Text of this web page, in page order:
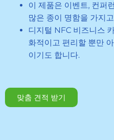
이 제품은 이벤트, 컨퍼
많은 종이 명함을 가지
디지털 NFC 비즈니스
화적이고 편리할 뿐만
이기도 합니다.
맞춤 견적 받기